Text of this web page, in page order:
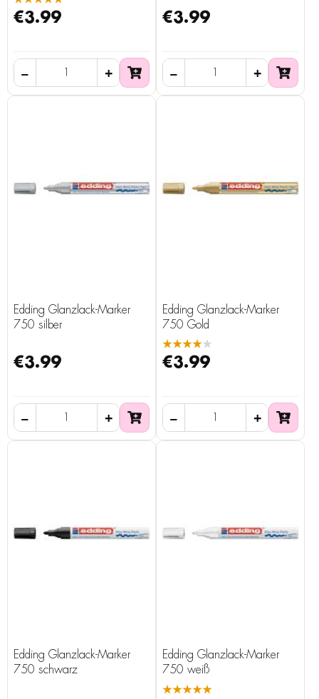
€3.99 €3.99
Edding Glanzlack-Marker
750 silber
€3.99
Edding Glanzlack-Marker
750 Gold
★★★★★
€3.99
Edding Glanzlack-Marker
750 schwarz
Edding Glanzlack-Marker
750 weiß
★★★★★